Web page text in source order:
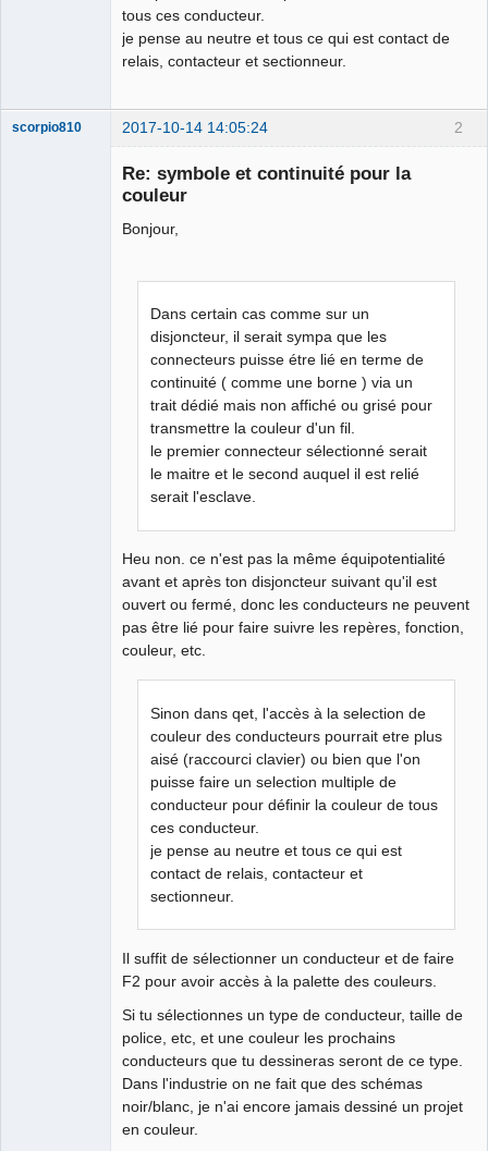
tous ces conducteur.
je pense au neutre et tous ce qui est contact de
relais, contacteur et sectionneur.
2
scorpio810 2017-10-14 14:05:24
Re: symbole et continuité pour la
couleur
Bonjour,
Dans certain cas comme sur un
disjoncteur, il serait sympa que les
connecteurs puisse étre lié en terme de
continuité ( comme une borne ) via un
trait dédié mais non affiché ou grisé pour
transmettre la couleur d'un fil.
le premier connecteur sélectionné serait
le maitre et le second auquel il est relié
serait l'esclave.
Heu non. ce n'est pas la même équipotentialité
avant et après ton disjoncteur suivant qu'il est
ouvert ou fermé, donc les conducteurs ne peuvent
pas être lié pour faire suivre les repères, fonction,
couleur, etc.
Sinon dans qet, l'accès à la selection de
couleur des conducteurs pourrait etre plus
aisé (raccourci clavier) ou bien que l'on
puisse faire un selection multiple de
conducteur pour définir la couleur de tous
ces conducteur.
je pense au neutre et tous ce qui est
contact de relais, contacteur et
sectionneur.
Il suffit de sélectionner un conducteur et de faire
F2 pour avoir accès à la palette des couleurs.
Si tu sélectionnes un type de conducteur, taille de
police, etc, et une couleur les prochains
conducteurs que tu dessineras seront de ce type.
Dans l'industrie on ne fait que des schémas
noir/blanc, je n'ai encore jamais dessiné un projet
en couleur.